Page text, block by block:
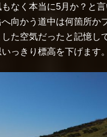
もなく本当に5月か？と
向かう道中は何箇所か
た空気だったと記憶し
っきり標高を下げます。